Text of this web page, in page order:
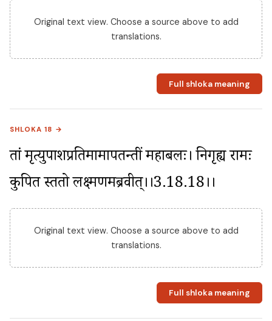
Original text view. Choose a source above to add
translations.
Full shloka meaning
SHLOKA 18 →
तां मृत्युपाशप्रतिमामापतन्तीं महाबलः। निगृह्य रामः
कुपित स्ततो लक्ष्मणमब्रवीत्।।3.18.18।।
Original text view. Choose a source above to add
translations.
Full shloka meaning